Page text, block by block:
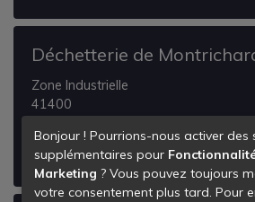
Déchetterie de
Zone Industrielle
41400
Voir les détails de laDéchetterie
Bonjour ! Pourrions-nous activer des
supplémentaires pour
Marketing ? Vous pouvez toujours
votre consentement plus tard. Pour